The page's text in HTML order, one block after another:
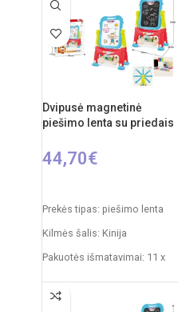
Dvipusė magnetinė
piešimo lenta su priedais
44,70€
Prekės tipas: piešimo lenta
Kilmės šalis: Kinija
Pakuotės išmatavimai: 11 x
Produkto išmatavimai: 30 x